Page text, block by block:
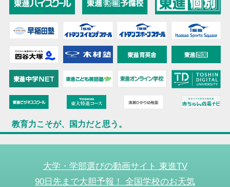
教育力こそが、国力だと思う。
大学・学部選びの動画サイト 東進TV
90日先まで大胆予報！ 全国学校のお天気